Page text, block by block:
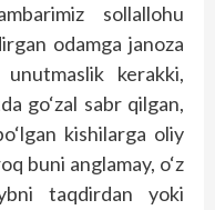
sollallohu
odamga janoza
unutmaslik kerakki,
go‘zal sabr qilgan,
kishilarga oliy
buni anglamay, o‘z
taqdirdan yoki